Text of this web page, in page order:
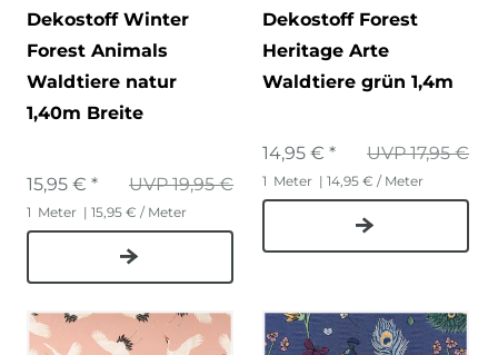
Dekostoff Winter
Forest Animals
Waldtiere natur
1,40m Breite
UVP 19,95 €
15,95 € *
1 Meter | 15,95 € / Meter
Dekostoff Forest
Heritage Arte
Waldtiere grün 1,4m
UVP 17,95 €
14,95 € *
1 Meter | 14,95 € / Meter